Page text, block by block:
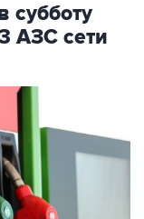
субботу
АЗС сети